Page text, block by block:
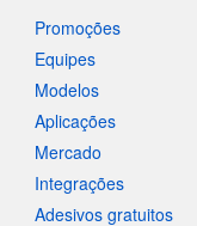
Promoções
Equipes
Modelos
Aplicações
Mercado
Integrações
Adesivos gratuitos